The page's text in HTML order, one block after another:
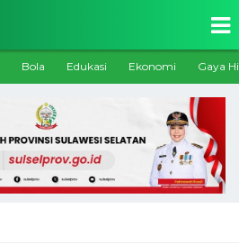
Bola Edukasi Ekonomi Gaya